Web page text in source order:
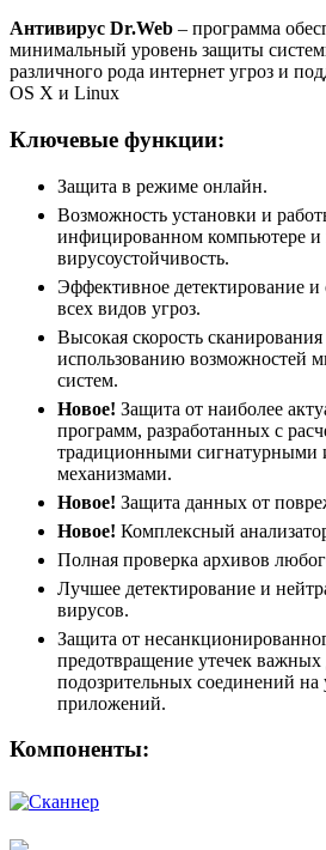
Антивирус Dr.Web – программа
минимальный уровень защиты
различного рода интернет угроз и
OS X и Linux
Ключевые функции:
Защита в режиме онлайн.
Возможность установки и
инфицированном компьютере и
вирусоустойчивость.
Эффективное детектирование и
всех видов угроз.
Высокая скорость сканирования
использованию возможностей
систем.
Новое! Защита от наиболее
программ, разработанных с
традиционными сигнатурными
механизмами.
Новое! Защита данных от
Новое! Комплексный
Полная проверка архивов
Лучшее детектирование и
вирусов.
Защита от
предотвращение утечек
подозрительных соединений на
приложений.
Компоненты: